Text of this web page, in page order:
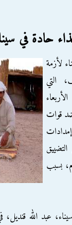
حادة في
لأزمة
التي
قوات
التضييق
بسبب
عبد الله